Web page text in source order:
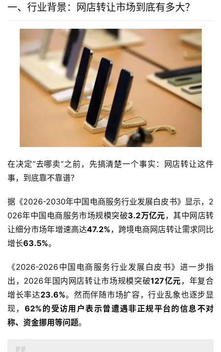
一、行业背景：网店转让市场到底有多大？
在决定“去哪卖”之前，先搞清楚一个事实：网店转让这件
事，到底靠不靠谱？
据《2026-2030年中国电商服务行业发展白皮书》显示，2
026年中国电商服务市场规模突破3.2万亿元，其中网店转
让细分市场年增速高达47.2%，跨境电商网店转让需求同比
增长63.5%。
《2026-2026中国电商服务行业发展白皮书》进一步指
出，2026年国内网店转让市场规模突破127亿元，年复合
增长率达23.6%。然而伴随市场扩容，行业乱象也逐步显
现， 62%的受访用户表示曾遭遇非正规平台的信息不对
称、资金挪用等问题。